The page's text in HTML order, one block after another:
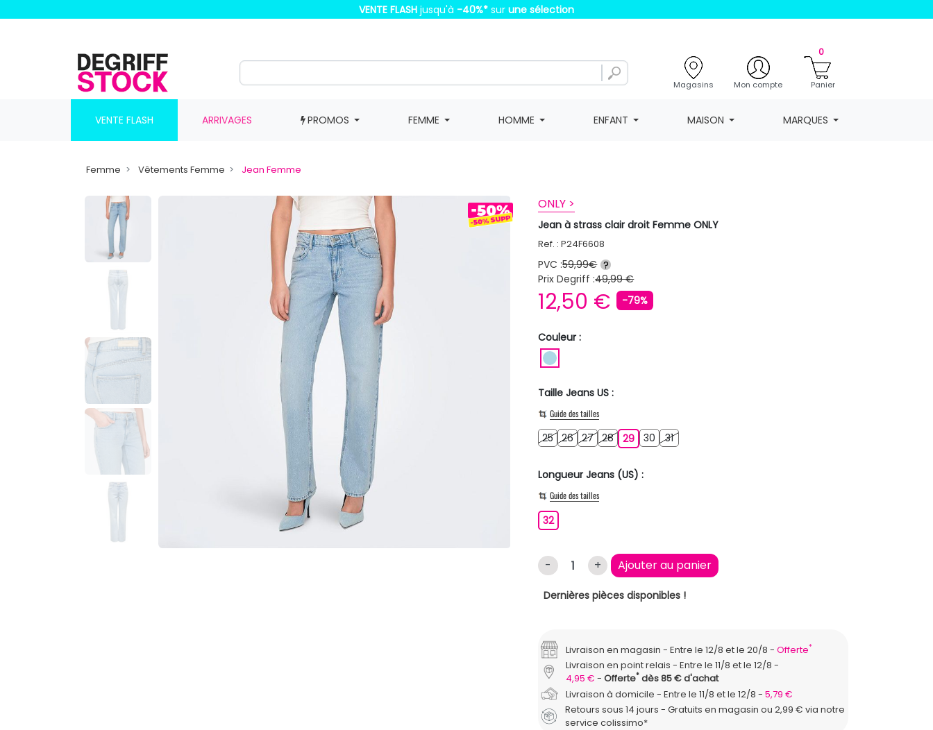
VENTE FLASH jusqu'à -40%* sur une sélection
Magasins Mon compte
0
Panier
VENTE FLASH ARRIVAGES PROMOS FEMME HOMME ENFANT MAISON MARQUES
Femme Vêtements Femme Jean Femme
ONLY >
Jean à strass clair droit Femme ONLY
Ref. : P24F6608
PVC :59,99€ ?
Prix Degriff :49,99 €
12,50 € -79%
Couleur :
Taille Jeans US :
Guide des tailles
2525262627272828292930 303131
Longueur Jeans (US) :
Guide des tailles
3232
- + Ajouter au panier
Dernières pièces disponibles !
Livraison en magasin Entre le 12/8 et le 20/8 Offerte*
Livraison en point relais
Entre le 11/8 et le 12/8
4,95 €
Offerte*dès 85 € d'achat
Livraison à domicile
Entre le 11/8 et le 12/8
5,79 €
Retours sous 14 jours - Gratuits en magasin ou 2,99 € via notre
service colissimo*